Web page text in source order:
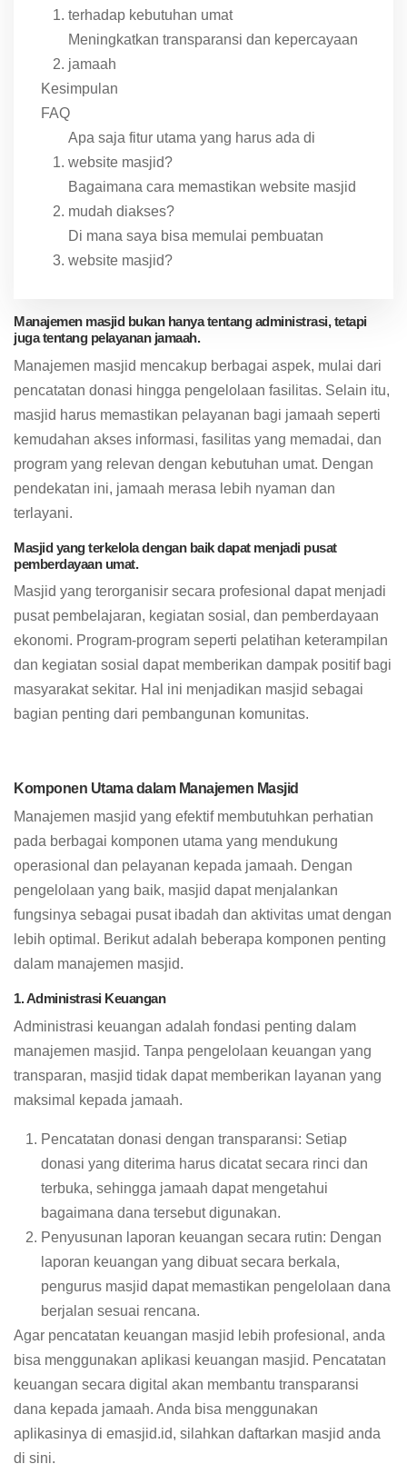
terhadap kebutuhan umat
Meningkatkan transparansi dan kepercayaan
jamaah
Kesimpulan
FAQ
Apa saja fitur utama yang harus ada di
website masjid?
Bagaimana cara memastikan website masjid
mudah diakses?
Di mana saya bisa memulai pembuatan
website masjid?
Manajemen masjid bukan hanya tentang administrasi, tetapi
juga tentang pelayanan jamaah.
Manajemen masjid mencakup berbagai aspek, mulai dari
pencatatan donasi hingga pengelolaan fasilitas. Selain itu,
masjid harus memastikan pelayanan bagi jamaah seperti
kemudahan akses informasi, fasilitas yang memadai, dan
program yang relevan dengan kebutuhan umat. Dengan
pendekatan ini, jamaah merasa lebih nyaman dan
terlayani.
Masjid yang terkelola dengan baik dapat menjadi pusat
pemberdayaan umat.
Masjid yang terorganisir secara profesional dapat menjadi
pusat pembelajaran, kegiatan sosial, dan pemberdayaan
ekonomi. Program-program seperti pelatihan keterampilan
dan kegiatan sosial dapat memberikan dampak positif bagi
masyarakat sekitar. Hal ini menjadikan masjid sebagai
bagian penting dari pembangunan komunitas.
Komponen Utama dalam Manajemen Masjid
Manajemen masjid yang efektif membutuhkan perhatian
pada berbagai komponen utama yang mendukung
operasional dan pelayanan kepada jamaah. Dengan
pengelolaan yang baik, masjid dapat menjalankan
fungsinya sebagai pusat ibadah dan aktivitas umat dengan
lebih optimal. Berikut adalah beberapa komponen penting
dalam manajemen masjid.
1. Administrasi Keuangan
Administrasi keuangan adalah fondasi penting dalam
manajemen masjid. Tanpa pengelolaan keuangan yang
transparan, masjid tidak dapat memberikan layanan yang
maksimal kepada jamaah.
Pencatatan donasi dengan transparansi: Setiap
donasi yang diterima harus dicatat secara rinci dan
terbuka, sehingga jamaah dapat mengetahui
bagaimana dana tersebut digunakan.
Penyusunan laporan keuangan secara rutin: Dengan
laporan keuangan yang dibuat secara berkala,
pengurus masjid dapat memastikan pengelolaan dana
berjalan sesuai rencana.
Agar pencatatan keuangan masjid lebih profesional, anda
bisa menggunakan aplikasi keuangan masjid. Pencatatan
keuangan secara digital akan membantu transparansi
dana kepada jamaah. Anda bisa menggunakan
aplikasinya di emasjid.id, silahkan daftarkan masjid anda
di sini.